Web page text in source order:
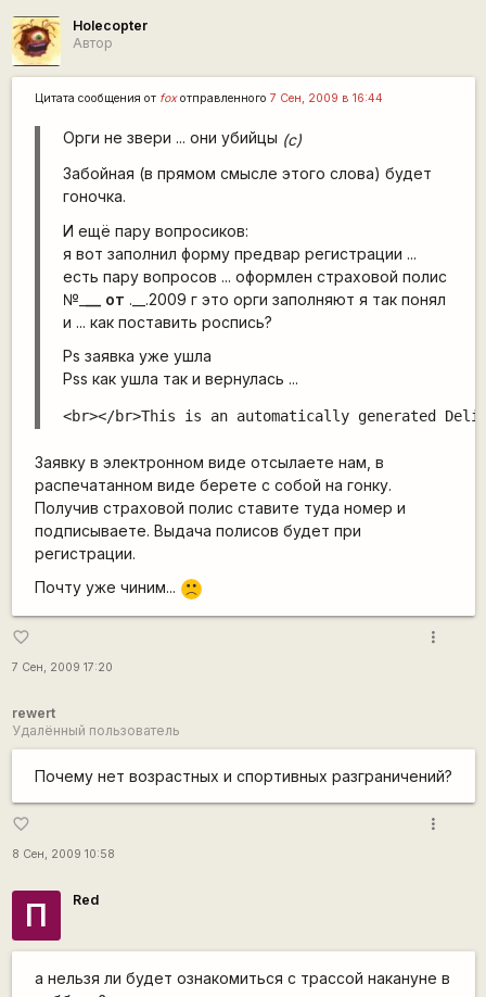
Holecopter
Автор
Цитата сообщения от foxотправленного 7 Сен, 2009 в 16:44
Орги не звери ... они убийцы (c)
Забойная (в прямом смысле этого слова) будет
гоночка.
И ещё пару вопросиков:
я вот заполнил форму предвар регистрации ...
есть пару вопросов ... оформлен страховой полис
№_
__ от .__.2009 г это орги заполняют я так понял
и ... как поставить роспись?
Ps заявка уже ушла
Pss как ушла так и вернулась ...
<br></br>This is an automatically generated
Заявку в электронном виде отсылаете нам, в
распечатанном виде берете с собой на гонку.
Получив страховой полис ставите туда номер и
подписываете. Выдача полисов будет при
регистрации.
Почту уже чиним...
:(
favorite_border
7 Сен, 2009 17:20
more_vert
rewert
Удалённый пользователь
Почему нет возрастных и спортивных разграничений?
favorite_border
8 Сен, 2009 10:58
more_vert
П Red
а нельзя ли будет ознакомиться с трассой накануне в